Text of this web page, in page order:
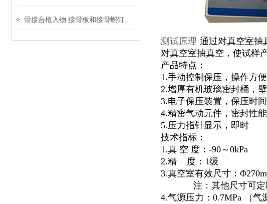
测试原理 通过对真空室抽
对真空室抽真空，使试样
产品特点：
1.手动控制保压，操作方
2.增厚有机玻璃密封桶，
3.电子保压装置，保压时
4.精密气动元件，密封性
5.压力指针显示，即时
技术指标：
1.真 空 度：-90～0kPa
2.精
度：1级
3.真空室有效尺寸：
注：其他尺寸可定
4.气源压力：0.7MPa （气